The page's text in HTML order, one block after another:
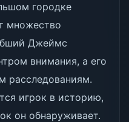
городке
множество
Джеймс
внимания, а его
расследованиям.
игрок в историю,
он обнаруживает.